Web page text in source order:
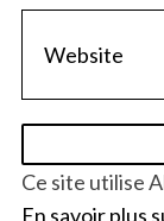
Ce site utilise
En savoir plus